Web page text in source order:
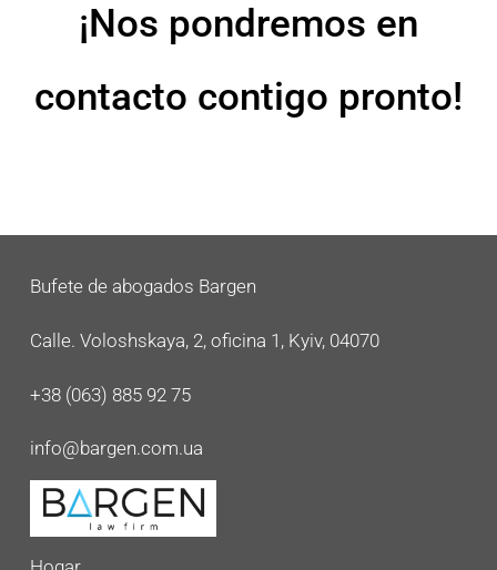
¡Nos pondremos en
contacto contigo pronto!
Bufete de abogados Bargen
Calle. Voloshskaya, 2, oficina 1, Kyiv, 04070
+38 (063) 885 92 75
info@bargen.com.ua